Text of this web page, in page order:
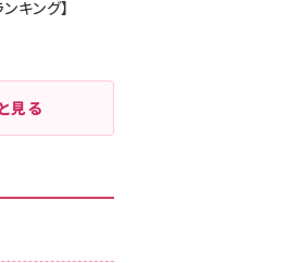
キング】
見る